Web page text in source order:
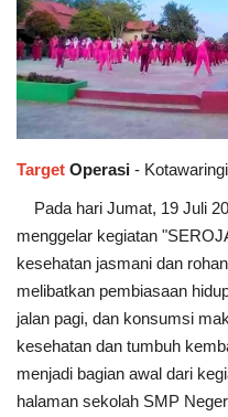
Target Operasi -
Pada hari Jumat, 19 Juli
menggelar kegiatan
kesehatan jasmani dan
melibatkan pembiasaan
jalan pagi, dan konsumsi
kesehatan dan tumbuh
menjadi bagian awal dari
halaman sekolah SMP